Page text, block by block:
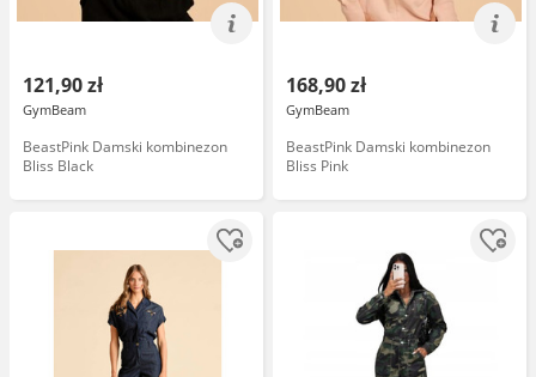
121,90 zł
GymBeam
BeastPink Damski kombinezon
Bliss Black
168,90 zł
GymBeam
BeastPink Damski kombinezon
Bliss Pink